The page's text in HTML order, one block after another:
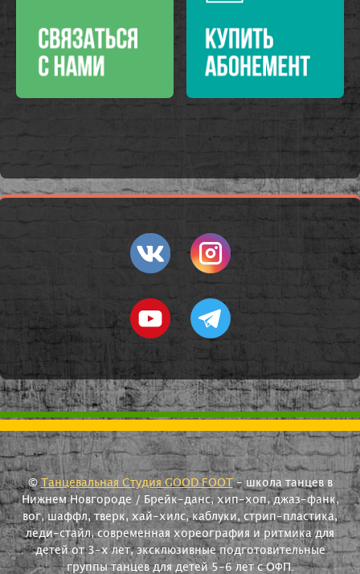
© Танцевальная Студия GOOD FOOT- школа танцев в
Нижнем Новгороде / Брейк-данс, хип-хоп, джаз-фанк,
вог, шаффл, тверк, хай-хилс, каблуки, стрип-пластика,
леди-стайл, современная хореография и ритмика для
детей от 3-х лет, эксклюзивные подготовительные
группы танцев для детей 5-6 лет с ОФП.